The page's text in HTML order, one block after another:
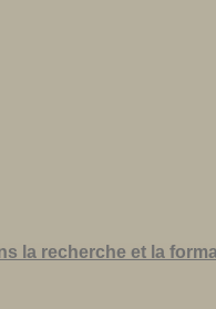
la recherche et la